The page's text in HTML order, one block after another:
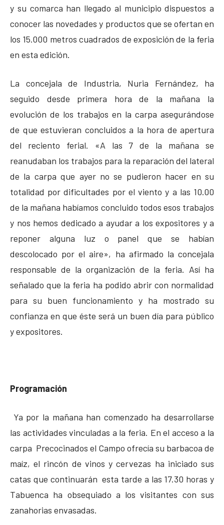
y su comarca han llegado al municipio dispuestos a
conocer las novedades y productos que se ofertan en
los 15.000 metros cuadrados de exposición de la feria
en esta edición.
La concejala de Industria, Nuria Fernández, ha
seguido desde primera hora de la mañana la
evolución de los trabajos en la carpa asegurándose
de que estuvieran concluidos a la hora de apertura
del reciento ferial. «A las 7 de la mañana se
reanudaban los trabajos para la reparación del lateral
de la carpa que ayer no se pudieron hacer en su
totalidad por dificultades por el viento y a las 10.00
de la mañana habíamos concluido todos esos trabajos
y nos hemos dedicado a ayudar a los expositores y a
reponer alguna luz o panel que se habían
descolocado por el aire», ha afirmado la concejala
responsable de la organización de la feria. Así ha
señalado que la feria ha podido abrir con normalidad
para su buen funcionamiento y ha mostrado su
confianza en que éste será un buen día para público
y expositores.
Programación
Ya por la mañana han comenzado ha desarrollarse
las actividades vinculadas a la feria. En el acceso a la
carpa Precocinados el Campo ofrecía su barbacoa de
maíz, el rincón de vinos y cervezas ha iniciado sus
catas que continuarán esta tarde a las 17.30 horas y
Tabuenca ha obsequiado a los visitantes con sus
zanahorias envasadas.